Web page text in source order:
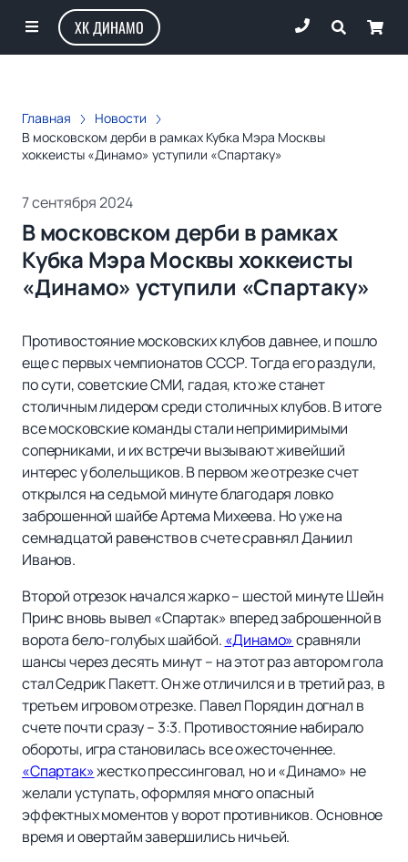
ХК ДИНАМО
Главная
Новости
В московском дерби в рамках Кубка Мэра Москвы
хоккеисты «Динамо» уступили «Спартаку»
7 сентября 2024
В московском дерби в рамках
Кубка Мэра Москвы хоккеисты
«Динамо» уступили «Спартаку»
Противостояние московских клубов давнее, и пошло
еще с первых чемпионатов СССР. Тогда его раздули,
по сути, советские СМИ, гадая, кто же станет
столичным лидером среди столичных клубов. В итоге
все московские команды стали непримиримыми
соперниками, и их встречи вызывают живейший
интерес у болельщиков. В первом же отрезке счет
открылся на седьмой минуте благодаря ловко
заброшенной шайбе Артема Михеева. Но уже на
семнадцатой равенство в счете сравнял Даниил
Иванов.
Второй отрезок начался жарко – шестой минуте Шейн
Принс вновь вывел «Спартак» вперед заброшенной в
ворота бело-голубых шайбой. «Динамо»сравняли
шансы через десять минут – на этот раз автором гола
стал Седрик Пакетт. Он же отличился и в третий раз, в
третьем игровом отрезке. Павел Порядин догнал в
счете почти сразу – 3:3. Противостояние набирало
обороты, игра становилась все ожесточеннее.
«Спартак»жестко прессинговал, но и «Динамо» не
желали уступать, оформляя много опасный
эффектных моментов у ворот противников. Основное
время и овертайм завершились ничьей.